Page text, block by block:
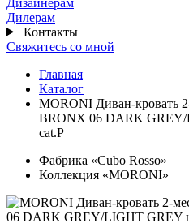
Дилерам
Контакты
Свяжитесь со мной
Главная
Каталог
MORONI Диван-кровать
BRONX 06 DARK GREY/
cat.P
Фабрика «Cubo Rosso»
Коллекция «MORONI»